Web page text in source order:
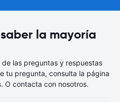
la mayoría
las preguntas y respuestas
tu pregunta, consulta la página
O contacta con nosotros.